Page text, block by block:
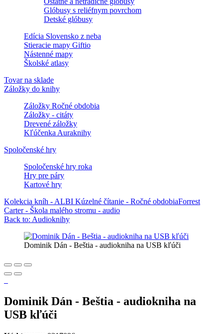
Glóbusy s reliéfnym povrchom
Detské glóbusy
Edícia Slovensko z neba
Stieracie mapy Giftio
Nástenné mapy
Školské atlasy
Tovar na sklade
Záložky do knihy
Záložky Ročné obdobia
Záložky - citáty
Drevené záložky
Kľúčenka Auraknihy
Spoločenské hry
Spoločenské hry roka
Hry pre páry
Kartové hry
Kolekcia kníh - ALBI Kúzelné čítanie - Ročné obdobiaForrest
Carter - Škola malého stromu - audio
Back to: Audioknihy
Dominik Dán - Beštia - audiokniha na USB kľúči
Dominik Dán - Beštia - audiokniha na
USB kľúči